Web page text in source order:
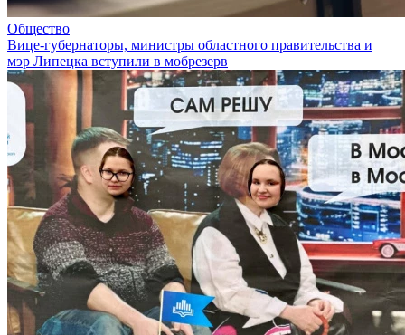
Общество
Вице-губернаторы, министры областного правительства и
мэр Липецка вступили в мобрезерв